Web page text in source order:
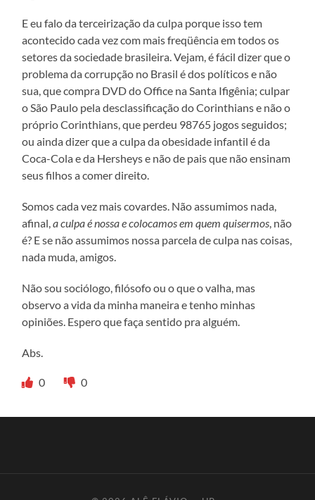
E eu falo da terceirização da culpa porque isso tem
acontecido cada vez com mais freqüência em todos os
setores da sociedade brasileira. Vejam, é fácil dizer que o
problema da corrupção no Brasil é dos políticos e não
sua, que compra DVD do Office na Santa Ifigênia; culpar
o São Paulo pela desclassificação do Corinthians e não o
próprio Corinthians, que perdeu 98765 jogos seguidos;
ou ainda dizer que a culpa da obesidade infantil é da
Coca-Cola e da Hersheys e não de pais que não ensinam
seus filhos a comer direito.
Somos cada vez mais covardes. Não assumimos nada,
afinal,a culpa é nossa e colocamos em quem quisermos, não
é? E se não assumimos nossa parcela de culpa nas coisas,
nada muda, amigos.
Não sou sociólogo, filósofo ou o que o valha, mas
observo a vida da minha maneira e tenho minhas
opiniões. Espero que faça sentido pra alguém.
Abs.
0 0